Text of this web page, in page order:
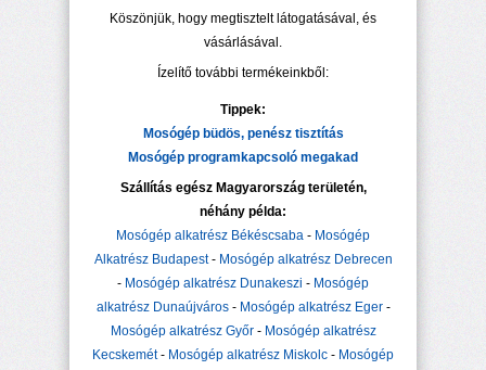
Köszönjük, hogy megtisztelt látogatásával, és
vásárlásával.
Ízelítő további termékeinkből:
Tippek:
Mosógép büdös, penész tisztítás
Mosógép programkapcsoló megakad
Szállítás egész Magyarország területén,
néhány példa:
Mosógép alkatrész Békéscsaba - Mosógép
Alkatrész Budapest- Mosógép alkatrész Debrecen
- Mosógép alkatrész Dunakeszi - Mosógép
alkatrész Dunaújváros- Mosógép alkatrész Eger-
Mosógép alkatrész Győr- Mosógép alkatrész
Kecskemét- Mosógép alkatrész Miskolc - Mosógép